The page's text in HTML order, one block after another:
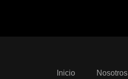
Inicio Nosotros